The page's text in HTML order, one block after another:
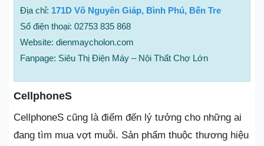
Địa chỉ: 171D Võ Nguyên Giáp, Bình Phú, Bến Tre
Số điện thoại: 02753 835 868
Website: dienmaycholon.com
Fanpage: Siêu Thị Điện Máy – Nội Thất Chợ Lớn
CellphoneS
CellphoneS cũng là điểm đến lý tưởng cho những ai
đang tìm mua vợt muỗi. Sản phẩm thuộc thương hiệu